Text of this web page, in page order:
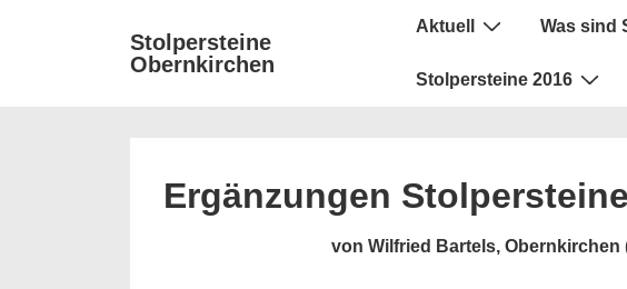
Stolpersteine
Obernkirchen
Hauptnavigation
Aktuell Was sind
Stolpersteine 2016
Ergänzungen Stolpersteine
von Wilfried Bartels, Obernkirchen